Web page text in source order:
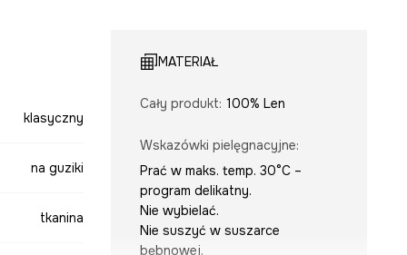
klasyczny
na guziki
tkanina
MATERIAŁ
Cały produkt: 100% Len
Wskazówki pielęgnacyjne:
Prać w maks. temp. 30°C –
program delikatny.
Nie wybielać.
Nie suszyć w suszarce
bębnowej.